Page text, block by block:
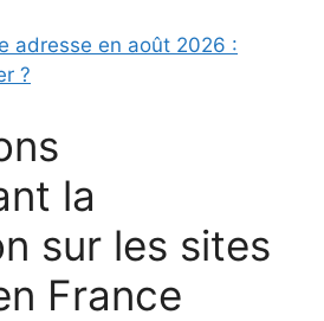
adresse en août 2026 :
?
la
sur les sites
France